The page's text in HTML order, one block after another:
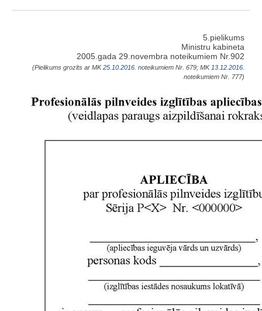
5.pielikums
Ministru kabineta
2005.gada 29.novembra noteikumiem Nr.902
(Pielikums grozīts ar MK25.10.2016. noteikumiem Nr. 679; MK 13.12.2016.
noteikumiem Nr. 777)